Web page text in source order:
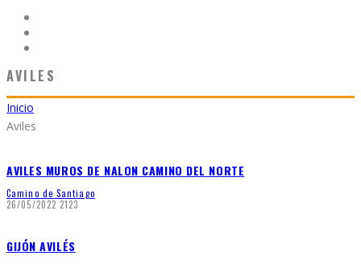
AVILES
Inicio
Aviles
AVILES MUROS DE NALON CAMINO DEL NORTE
Camino de Santiago
26/05/2022 2123
GIJÓN AVILÉS